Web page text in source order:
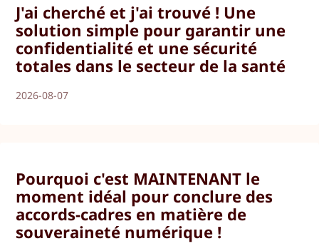
J'ai cherché et j'ai trouvé ! Une
solution simple pour garantir une
confidentialité et une sécurité
totales dans le secteur de la santé
2026-08-07
Pourquoi c'est MAINTENANT le
moment idéal pour conclure des
accords-cadres en matière de
souveraineté numérique !